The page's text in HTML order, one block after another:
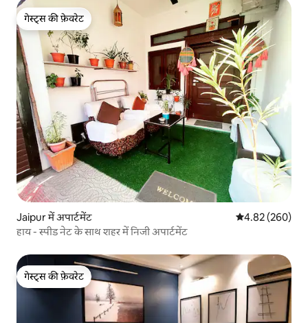
गेस्ट्स की फ़ेवरेट
गेस्ट्स की फ़ेवरेट
Jaipur में अपार्टमेंट औसत रेटिंग 5 में से
4.82 (260)
हाय - स्पीड नेट के साथ शहर में निजी अपार्टमेंट
गेस्ट्स की फ़ेवरेट
गेस्ट्स की फ़ेवरेट